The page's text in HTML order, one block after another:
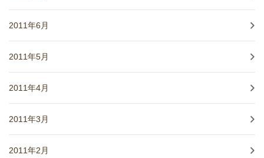
2011年6月
2011年5月
2011年4月
2011年3月
2011年2月